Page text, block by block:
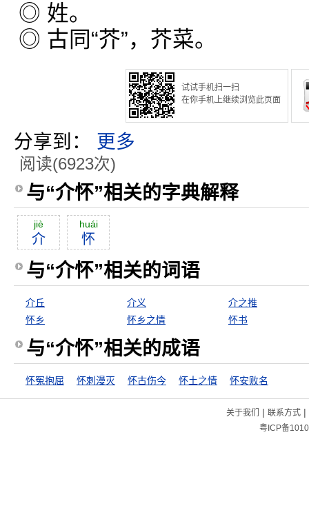
◎ 姓。
◎ 古同“芥”，芥菜。
试试手机扫一扫
在你手机上继续浏览此页面
分享到： 更多
阅读(6923次)
与“介怀”相关的字典解释
jiè
介
huái
怀
与“介怀”相关的词语
介丘 介义
介之推
怀乡
怀乡之情 怀书
与“介怀”相关的成语
怀冤抱屈 怀刺漫灭 怀古伤今 怀土之情 怀安败名
关于我们 | 联系方式|
粤ICP备